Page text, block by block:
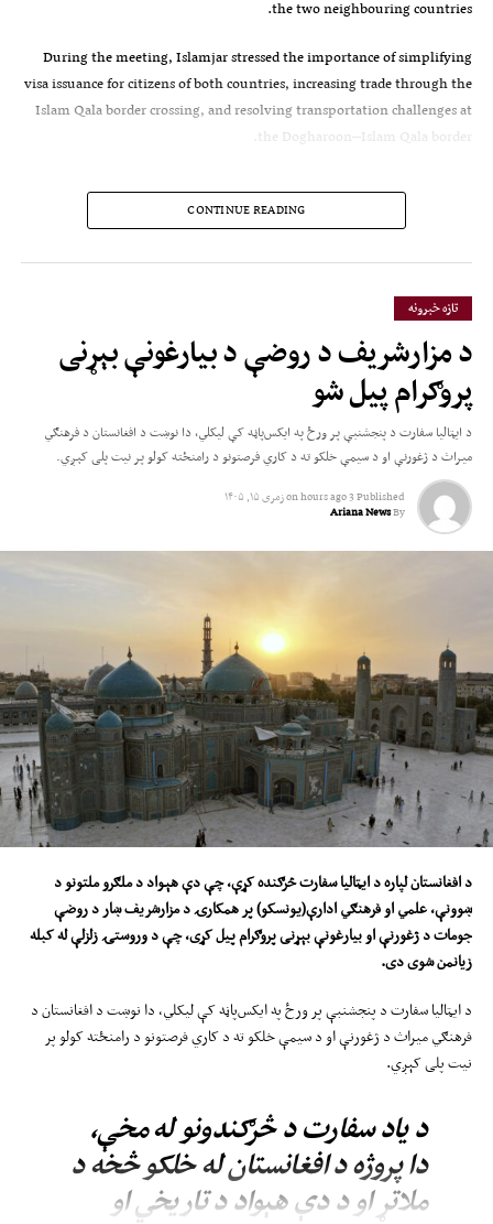
the two neighbouring countries.
During the meeting, Islamjar stressed the importance of simplifying
visa issuance for citizens of both countries, increasing trade through the
Islam Qala border crossing, and resolving transportation challenges at
the Dogharoon–Islam Qala border.
Mortazavi reaffirmed Iran’s
commitment to closer
coordination with
Afghanistan, saying Tehran
is working to facilitate visa
issuance, improve cross-
border trade, and increase
the movement of commercial
goods.
He added that efforts are also underway to address existing trade and
ties and continued cooperation between Afghanistan and Iran.
The Islam Qala crossing in Herat province is one of the busiest trade
gateways between Afghanistan and Iran, serving as a key route for the
movement of goods and playing a vital role in bilateral commerce
between the two countries.
CONTINUE READING
تازه خبرونه
د مزارشریف د روضې د بیارغونې بېړنی
پروګرام پیل شو
د ایټالیا سفارت د پنجشنبې پر ورځ په ایکس‌پاڼه کې لیکلي، دا نوښت د افغانستان د فرهنګي
میراث د ژغورنې او د سیمې‌ خلکو ته د کاري فرصتونو د رامنځته کولو پر نیت پلی کېږي.
Published
3 hours ago
onزمری ۱۵, ۱۴۰۵
By
Ariana News
د افغانستان لپاره د ایټالیا سفارتڅرګندهکړې،چې دېهېواد د ملګرو ملتونو د
ښوونې، علمي او فرهنګي ادارې(یونسکو) پر همکارۍ د مزارشریف ښار د روضې
جومات دژغورنېاو بیارغونې بېړنی پروګرام پیل کړی،چې د وروستۍ زلزلې لهکبله
زیانمن شوی دی.
د ایټالیا سفارت د پنجشنبې پر ورځ په ایکس‌پاڼه کې لیکلي، دا نوښت د افغانستان د
فرهنګي میراث د ژغورنې او د سیمې‌ خلکو ته د کاري فرصتونو د رامنځته کولو پر
نیت پلی کېږي.
د یاد سفارت د څرګندونو له مخې،
دا پروژه د افغانستان له خلکو څخه د
ملاتړ او د دې هېواد د تاریخي او